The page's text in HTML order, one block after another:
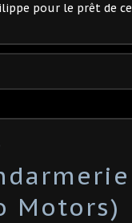
pour le prêt de
Motors)